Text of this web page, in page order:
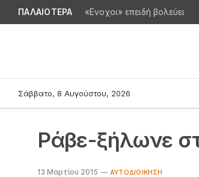
ΠΑΛΑΙΟΤΕΡΑ «Ενοχοι» επειδή βολεύει
Σάββατο, 8 Αυγούστου, 2026
Ράβε-ξήλωνε
13 Μαρτίου 2015 ΑΥΤΟΔΙΟΊΚΗΣΗ